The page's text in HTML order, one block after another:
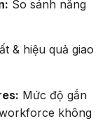
So sánh năng
& hiệu quả giao
Mức độ gắn
không